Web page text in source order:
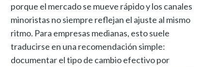
porque el mercado se mueve rápido y los canales
minoristas no siempre reflejan el ajuste al mismo
ritmo. Para empresas medianas, esto suele
traducirse en una recomendación simple:
documentar el tipo de cambio efectivo por